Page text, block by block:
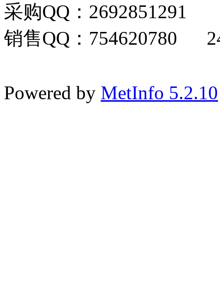
采购QQ：2692851291
销售QQ：754620780
Powered by MetInfo 5.2.10